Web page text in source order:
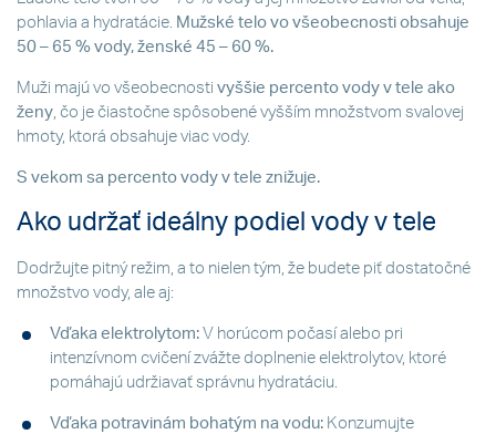
pohlavia a hydratácie. Mužské telo vo všeobecnosti obsahuje
50 – 65 % vody, ženské 45 – 60 %.
Muži majú vo všeobecnosti vyššie percento vody v tele ako
ženy , čo je čiastočne spôsobené vyšším množstvom svalovej
hmoty, ktorá obsahuje viac vody.
S vekom sa percento vody v tele znižuje.
Ako udržať ideálny podiel vody v tele
Dodržujte pitný režim, a to nielen tým, že budete piť dostatočné
množstvo vody, ale aj:
Vďaka elektrolytom: V horúcom počasí alebo pri
intenzívnom cvičení zvážte doplnenie elektrolytov, ktoré
pomáhajú udržiavať správnu hydratáciu.
Vďaka potravinám bohatým na vodu: Konzumujte